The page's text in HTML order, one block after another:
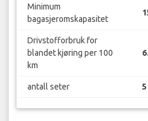
Minimum
bagasjeromskapasitet
Drivstofforbruk for
blandet kjøring per 100
km
antall seter 5